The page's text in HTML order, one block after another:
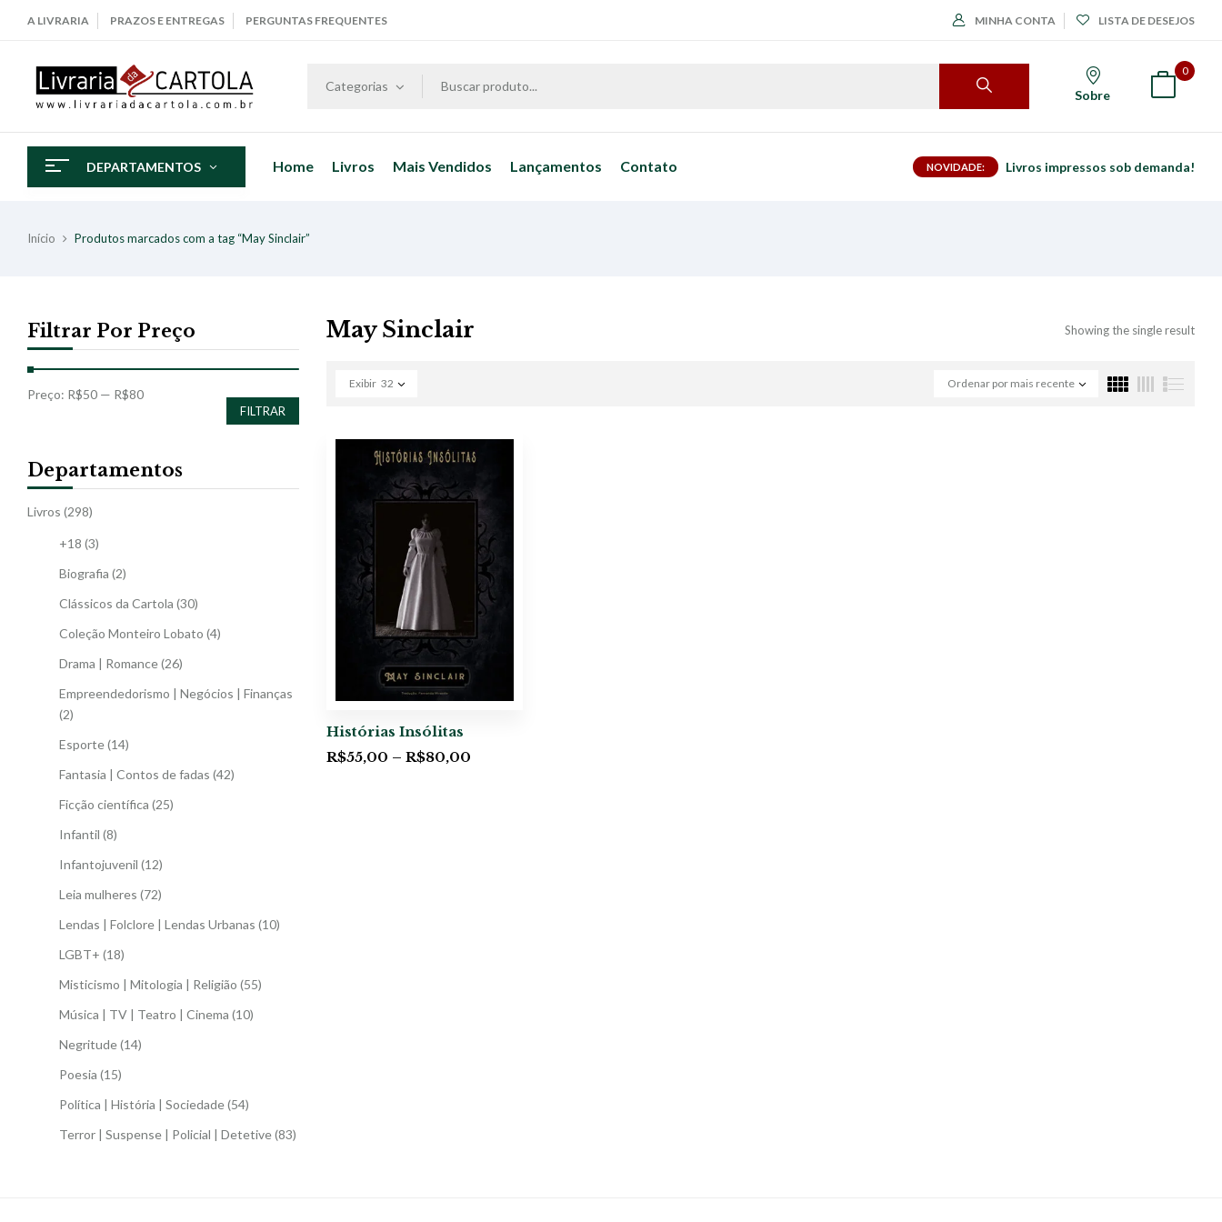
A LIVRARIA PRAZOS E ENTREGAS PERGUNTAS FREQUENTES MINHA CONTA LISTA DE DESEJOS
Categorias
Sobre
0
DEPARTAMENTOS Home Livros Mais Vendidos Lançamentos Contato NOVIDADE: Livros impressos sob demanda!
Início Produtos marcados com a tag “May Sinclair”
Filtrar Por Preço
FILTRAR
Preço: R$50 — R$80
Departamentos
Livros (298)
+18 (3)
Biografia (2)
Clássicos da Cartola (30)
Coleção Monteiro Lobato (4)
Drama | Romance(26)
Empreendedorismo | Negócios | Finanças
(2)
Esporte(14)
Fantasia | Contos de fadas (42)
Ficção científica (25)
Infantil (8)
Infantojuvenil (12)
Leia mulheres (72)
Lendas | Folclore | Lendas Urbanas (10)
LGBT+ (18)
Misticismo | Mitologia | Religião (55)
Música | TV | Teatro | Cinema (10)
Negritude(14)
Poesia (15)
Política | História | Sociedade(54)
Terror | Suspense | Policial | Detetive(83)
May Sinclair Showing the single result
Ordenar por mais recente
Exibir 32
Histórias Insólitas
R$55,00 – R$80,00